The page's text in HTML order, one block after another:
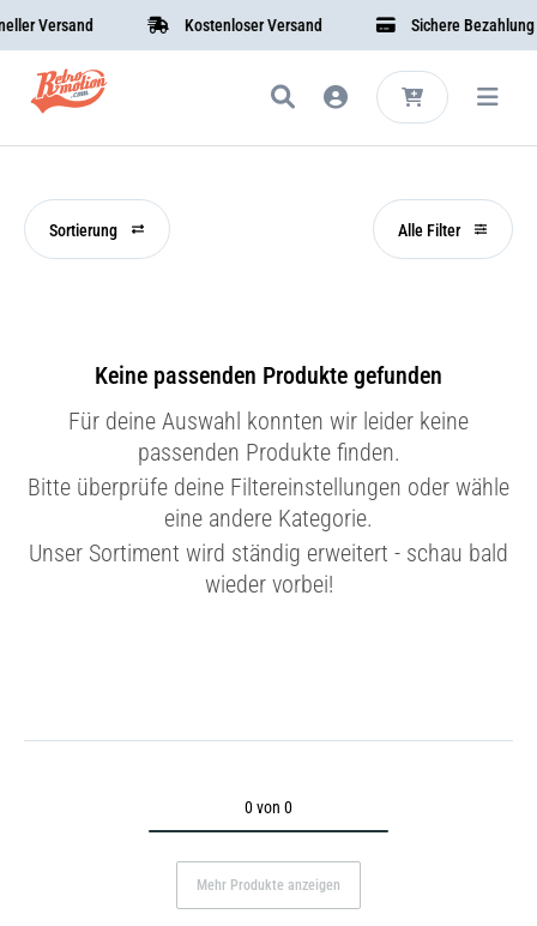
Versand Kostenloser Versand Sichere Bezahlung
Sortierung Alle Filter
Keine passenden Produkte gefunden
Für deine Auswahl konnten wir leider keine
passenden Produkte finden.
Bitte überprüfe deine Filtereinstellungen oder wähle
eine andere Kategorie.
Unser Sortiment wird ständig erweitert - schau bald
wieder vorbei!
0 von 0
Mehr Produkte anzeigen